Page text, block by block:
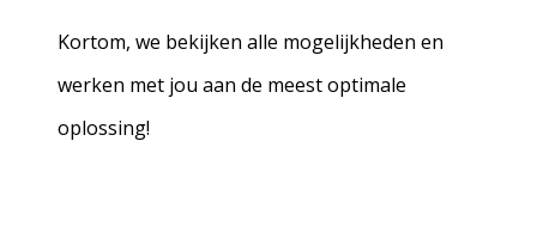
Kortom, we bekijken alle mogelijkheden en
werken met jou aan de meest optimale
oplossing!